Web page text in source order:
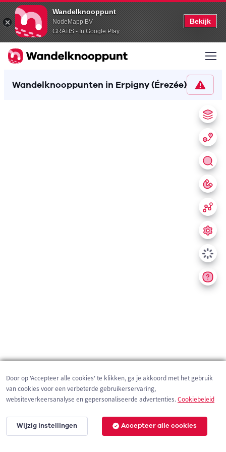
Wandelknooppunt
NodeMapp BV
GRATIS - In Google Play
Bekijk
Wandelknooppunten in Erpigny (Érezée)
200 m
Door op 'Accepteer alle cookies' te klikken, ga je akkoord met het gebruik
van cookies voor een verbeterde gebruikerservaring,
websiteverkeersanalyse en gepersonaliseerde advertenties.Cookiebeleid
Wijzig instellingen Accepteer alle cookies